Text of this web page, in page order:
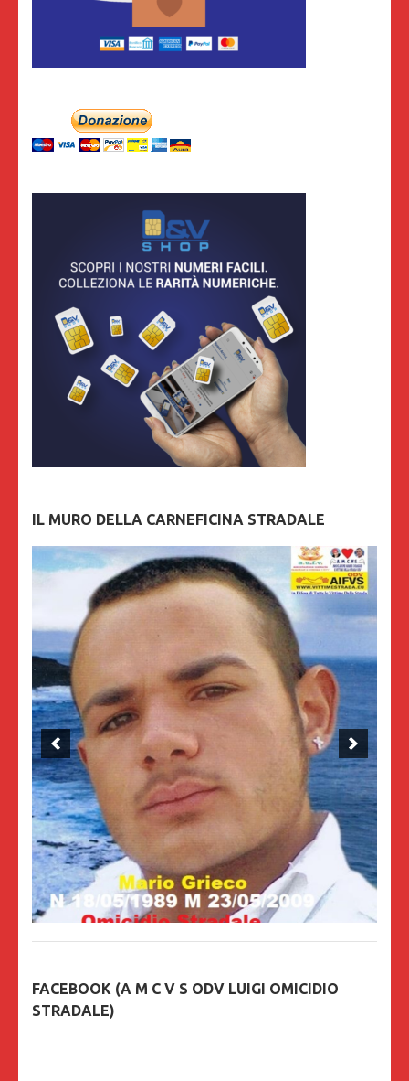
IL MURO DELLA CARNEFICINA STRADALE
FACEBOOK (A M C V S ODV LUIGI OMICIDIO
STRADALE)